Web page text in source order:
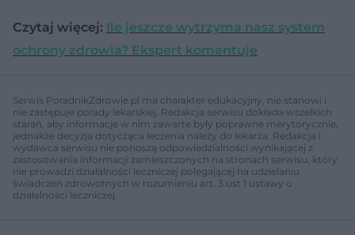
Czytaj więcej: Ile jeszcze wytrzyma nasz system
ochrony zdrowia? Ekspert komentuje
Serwis PoradnikZdrowie.pl ma charakter edukacyjny, nie stanowi i
nie zastępuje porady lekarskiej. Redakcja serwisu dokłada wszelkich
starań, aby informacje w nim zawarte były poprawne merytorycznie,
jednakże decyzja dotycząca leczenia należy do lekarza. Redakcja i
wydawca serwisu nie ponoszą odpowiedzialności wynikającej z
zastosowania informacji zamieszczonych na stronach serwisu, który
nie prowadzi działalności leczniczej polegającej na udzielaniu
świadczeń zdrowotnych w rozumieniu art. 3 ust 1 ustawy o
działalności leczniczej.